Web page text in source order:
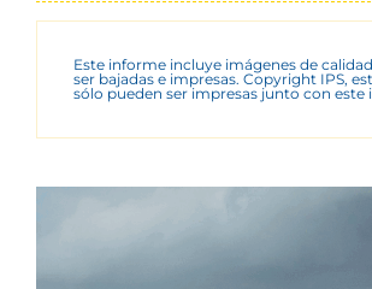
Este informe incluye imágenes de
ser bajadas e impresas. Copyright IPS,
sólo pueden ser impresas junto con este